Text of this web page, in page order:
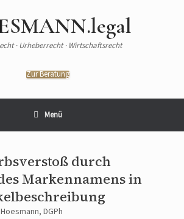
· Urheberrecht · Wirtschaftsrecht
Zur Beratung
Menü
durch
Markennamens in
DGPh